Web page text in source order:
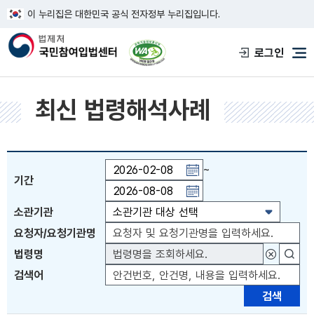
이 누리집은 대한민국 공식 전자정부 누리집입니다.
한국웹접근성인증평가원 웹접근성 사이
로그인
메
최신 법령해석사례
기간
~
기간일자 직접입력 또는 PAGE UP 키 이
소관기관
요청자/요청기관명
법령명
대상법령
검색어
검색